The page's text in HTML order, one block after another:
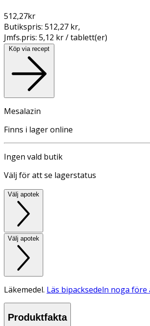
512,27kr
Butikspris: 512,27 kr,
Jmfs.pris: 5,12 kr / tablett(er)
Köp via recept
Mesalazin
Finns i lager online
Ingen vald butik
Välj för att se lagerstatus
Välj apotek
Välj apotek
Läkemedel. Läs bipacksedeln noga
Produktfakta